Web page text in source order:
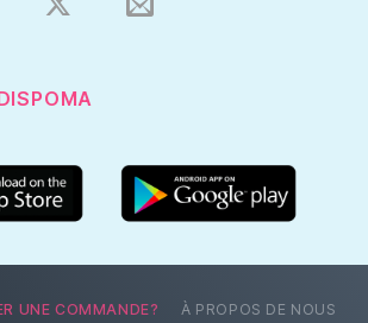
UNE COMMANDE? À PROPOS DE NOUS